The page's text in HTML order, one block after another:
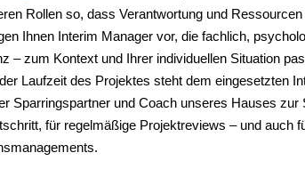
Rollen so, dass Verantwortung und
Ihnen Interim Manager vor, die fachlich,
– zum Kontext und Ihrer individuellen Situation
Laufzeit des Projektes steht dem eingesetzten
Sparringspartner und Coach unseres Hauses
für regelmäßige Projektreviews – und auch